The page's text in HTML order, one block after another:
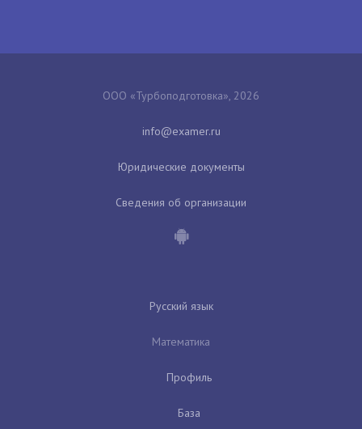
ООО «Турбоподготовка», 2026
Юридические документы
Сведения об организации
Русский язык
Математика
Профиль
База